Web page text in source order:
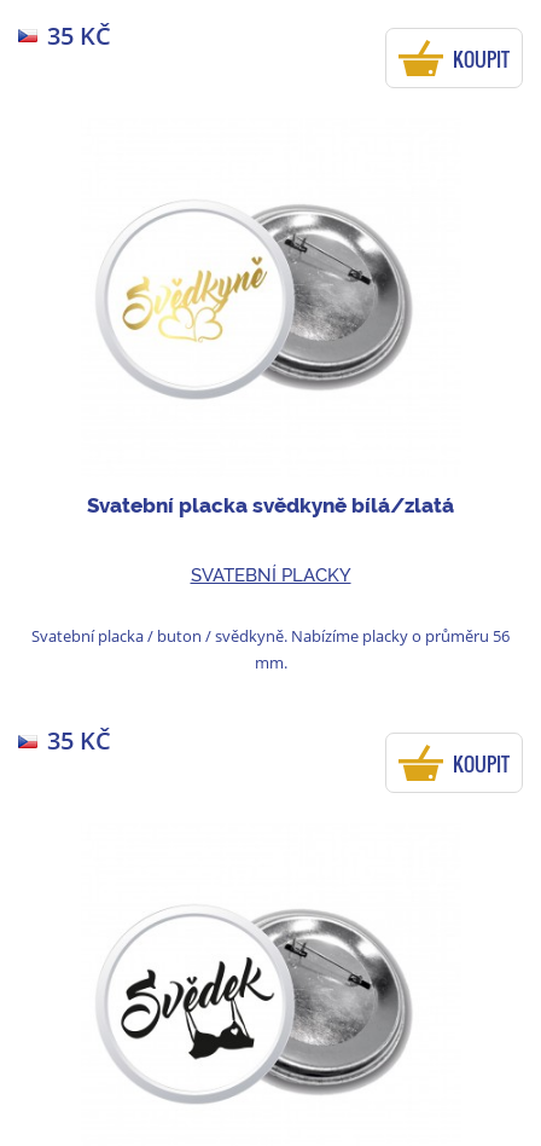
35 KČ
KOUPIT
Svatební placka svědkyně bílá/zlatá
SVATEBNÍ PLACKY
Svatební placka / buton / svědkyně. Nabízíme placky o průměru 56
mm.
35 KČ
KOUPIT